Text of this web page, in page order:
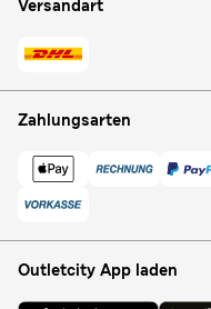
Versandart
Zahlungsarten
Outletcity App laden